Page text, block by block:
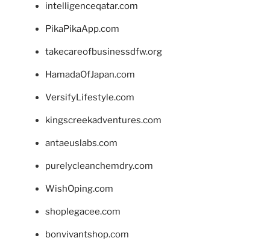
intelligenceqatar.com
PikaPikaApp.com
takecareofbusinessdfw.org
HamadaOfJapan.com
VersifyLifestyle.com
kingscreekadventures.com
antaeuslabs.com
purelycleanchemdry.com
WishOping.com
shoplegacee.com
bonvivantshop.com